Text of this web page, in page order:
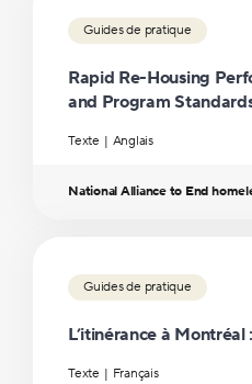
Guides de pratique
Rapid Re-Housing
and Program
Texte Anglais
National Alliance to End
Guides de pratique
L’itinérance à
Texte Français